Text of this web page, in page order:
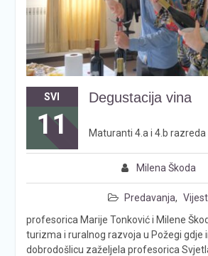
SVI
11
Degustacija vina
Milena Škoda
Predavanja,
Maturanti 4.a i 4.b
profesorica Marije Tonković i Milene
turizma i ruralnog razvoja u Požegi gdje
dobrodošlicu zaželjela profesorica